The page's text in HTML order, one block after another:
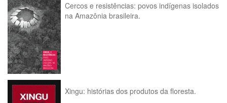
Cercos e resistências: povos indígenas isolados
na Amazônia brasileira.
Xingu: histórias dos produtos da floresta.